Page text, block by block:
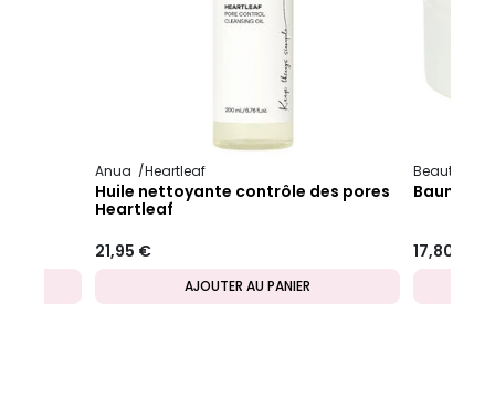
Anua Heartleaf
Huile nettoyante contrôle des pores
Heartleaf
21,95 €
AJOUTER AU PANIER
Beauty of
Baume
17,80 €